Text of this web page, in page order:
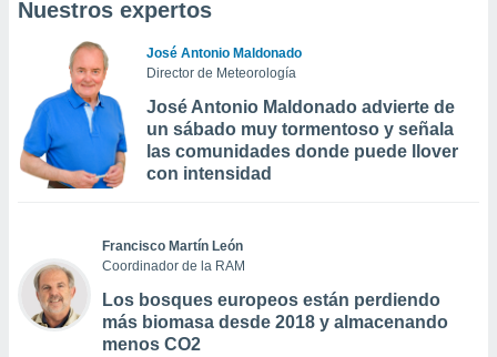
Nuestros expertos
José Antonio Maldonado
Director de Meteorología
José Antonio Maldonado advierte de
un sábado muy tormentoso y señala
las comunidades donde puede llover
con intensidad
Francisco Martín León
Coordinador de la RAM
Los bosques europeos están perdiendo
más biomasa desde 2018 y almacenando
menos CO2